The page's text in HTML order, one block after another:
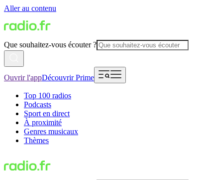
Aller au contenu
Que souhaitez-vous écouter ?
Ouvrir l'appDécouvrir Prime
Top 100 radios
Podcasts
Sport en direct
À proximité
Genres musicaux
Thèmes